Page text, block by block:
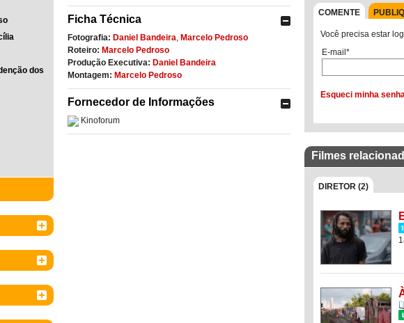
dos
Ficha Técnica
Fotografia: Daniel Bandeira, Marcelo Pedroso
Roteiro: Marcelo Pedroso
Produção Executiva: Daniel Bandeira
Montagem: Marcelo Pedroso
Fornecedor de Informações
Kinoforum
COMENTE
Você precisa estar
E-mail*
Esqueci minha
Filmes
DIRETOR (2)